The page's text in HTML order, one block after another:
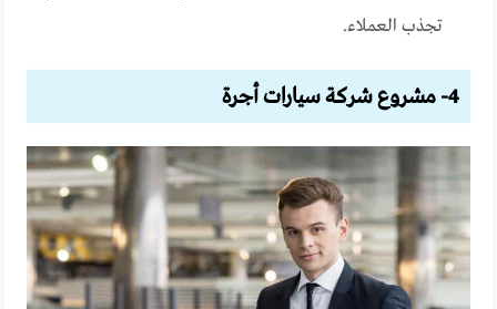
تجذب العملاء.
4- مشروع شركة سيارات أجرة